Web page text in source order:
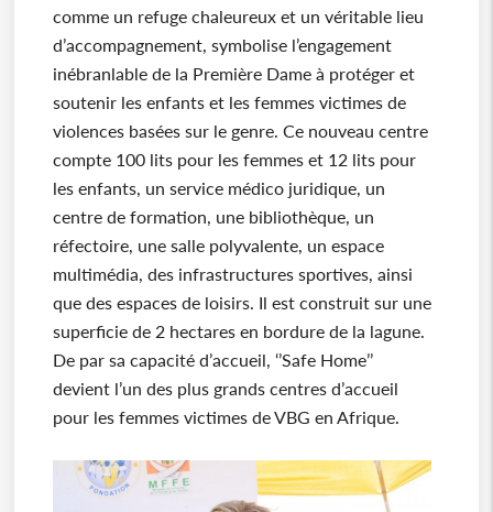
comme un refuge chaleureux et un véritable lieu
d’accompagnement, symbolise l’engagement
inébranlable de la Première Dame à protéger et
soutenir les enfants et les femmes victimes de
violences basées sur le genre. Ce nouveau centre
compte 100 lits pour les femmes et 12 lits pour
les enfants, un service médico juridique, un
centre de formation, une bibliothèque, un
réfectoire, une salle polyvalente, un espace
multimédia, des infrastructures sportives, ainsi
que des espaces de loisirs. Il est construit sur une
superficie de 2 hectares en bordure de la lagune.
De par sa capacité d’accueil, ‘’Safe Home’’
devient l’un des plus grands centres d’accueil
pour les femmes victimes de VBG en Afrique.